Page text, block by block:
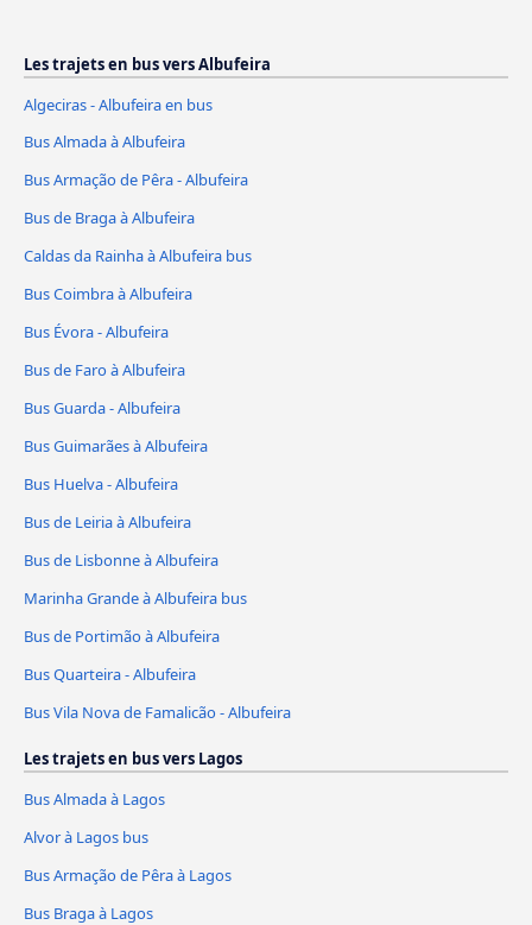
Les trajets en bus vers Albufeira
Algeciras - Albufeira en bus
Bus Almada à Albufeira
Bus Armação de Pêra - Albufeira
Bus de Braga à Albufeira
Caldas da Rainha à Albufeira bus
Bus Coimbra à Albufeira
Bus Évora - Albufeira
Bus de Faro à Albufeira
Bus Guarda - Albufeira
Bus Guimarães à Albufeira
Bus Huelva - Albufeira
Bus de Leiria à Albufeira
Bus de Lisbonne à Albufeira
Marinha Grande à Albufeira bus
Bus de Portimão à Albufeira
Bus Quarteira - Albufeira
Bus Vila Nova de Famalicão - Albufeira
Les trajets en bus vers Lagos
Bus Almada à Lagos
Alvor à Lagos bus
Bus Armação de Pêra à Lagos
Bus Braga à Lagos